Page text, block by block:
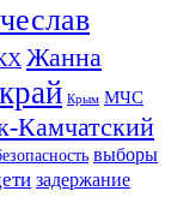
Жанна
Крым МЧС
Камчатский
выборы
задержание